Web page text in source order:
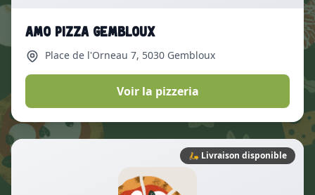
Amo Pizza Gembloux
Place de l'Orneau 7, 5030 Gembloux
Voir la pizzeria
🛵 Livraison disponible